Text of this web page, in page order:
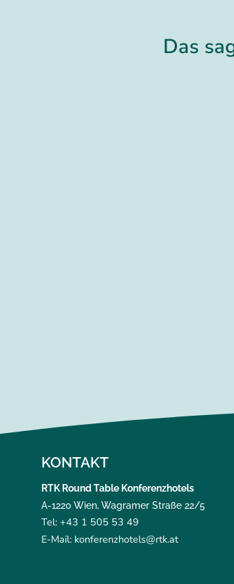
Das
KONTAKT
RTK Round Table Konferenzhotels
A-1220 Wien, Wagramer Straße 22/5
Tel: +43 1 505 53 49
E-Mail: konferenzhotels@rtk.at